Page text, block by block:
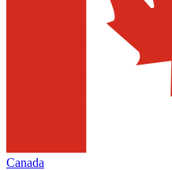
Canada